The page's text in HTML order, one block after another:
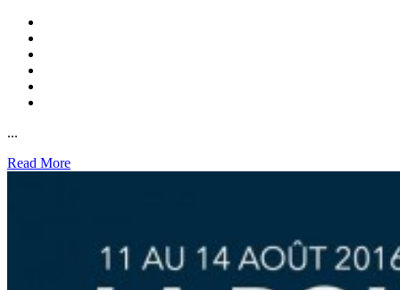
...
Read More